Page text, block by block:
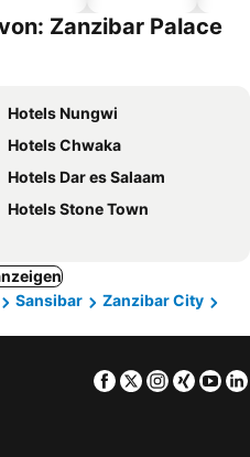
Zanzibar Palace
Hotels Nungwi
Hotels Chwaka
Hotels Dar es Salaam
Hotels Stone Town
Sansibar
Zanzibar City
Facebook
TwitterXing